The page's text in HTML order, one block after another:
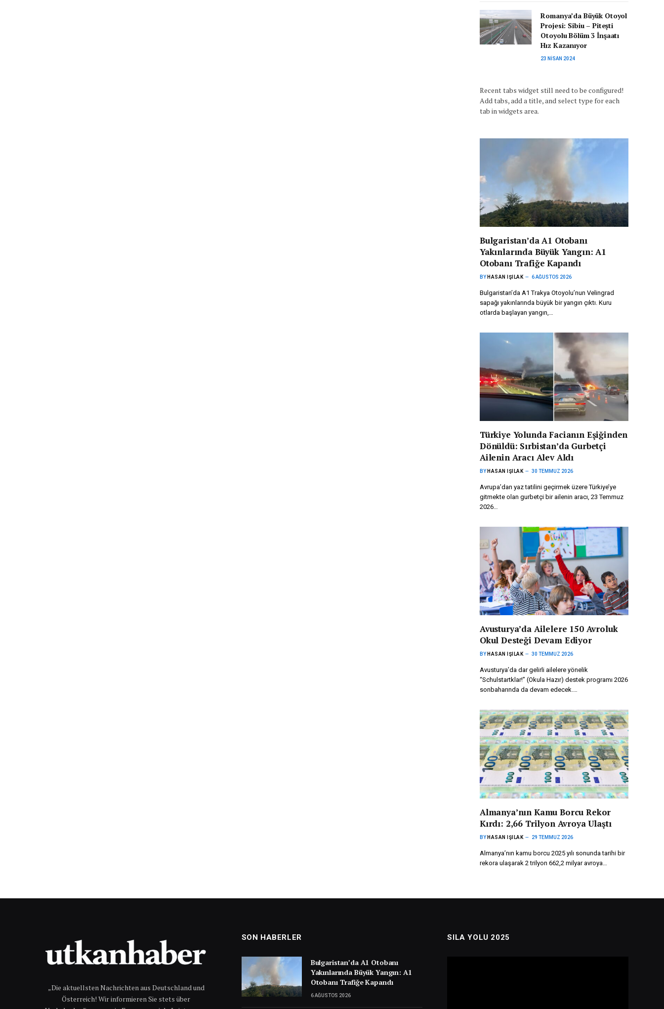
Romanya’da Büyük Otoyol
Projesi: Sibiu – Pitești
Otoyolu Bölüm 3 İnşaatı
Hız Kazanıyor
23 NISAN 2024
Recent tabs widget still need to be configured!
Add tabs, add a title, and select type for each
tab in widgets area.
Bulgaristan’da A1 Otobanı
Yakınlarında Büyük Yangın: A1
Otobanı Trafiğe Kapandı
BY HASAN IŞILAK 6 AĞUSTOS 2026
Bulgaristan’da A1 Trakya Otoyolu’nun Velingrad
sapağı yakınlarında büyük bir yangın çıktı. Kuru
otlarda başlayan yangın,…
Türkiye Yolunda Facianın Eşiğinden
Dönüldü: Sırbistan’da Gurbetçi
Ailenin Aracı Alev Aldı
BY HASAN IŞILAK 30 TEMMUZ 2026
Avrupa’dan yaz tatilini geçirmek üzere Türkiye’ye
gitmekte olan gurbetçi bir ailenin aracı, 23 Temmuz
2026…
Avusturya’da Ailelere 150 Avroluk
Okul Desteği Devam Ediyor
BY HASAN IŞILAK 30 TEMMUZ 2026
Avusturya’da dar gelirli ailelere yönelik
“Schulstartklar!” (Okula Hazır) destek programı 2026
sonbaharında da devam edecek.…
Almanya’nın Kamu Borcu Rekor
Kırdı: 2,66 Trilyon Avroya Ulaştı
BY HASAN IŞILAK 29 TEMMUZ 2026
Almanya’nın kamu borcu 2025 yılı sonunda tarihi bir
rekora ulaşarak 2 trilyon 662,2 milyar avroya…
„Die aktuellsten Nachrichten aus Deutschland und
Österreich! Wir informieren Sie stets über
SON HABERLER
Bulgaristan’da A1 Otobanı
Yakınlarında Büyük Yangın: A1
Otobanı Trafiğe Kapandı
6 AĞUSTOS 2026
SILA YOLU 2025